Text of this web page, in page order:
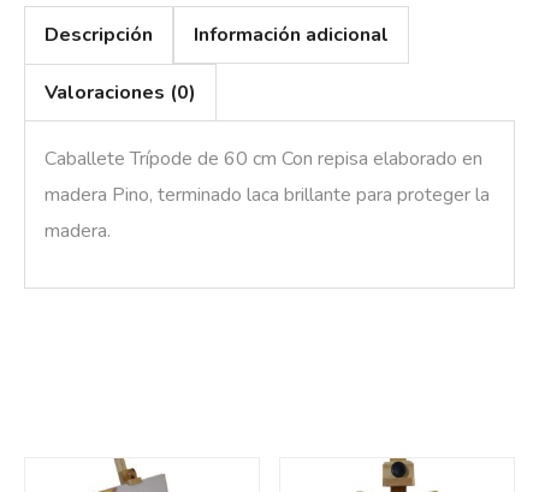
Descripción Información adicional
Valoraciones (0)
Caballete Trípode de 60 cm Con repisa elaborado en
madera Pino, terminado laca brillante para proteger la
madera.